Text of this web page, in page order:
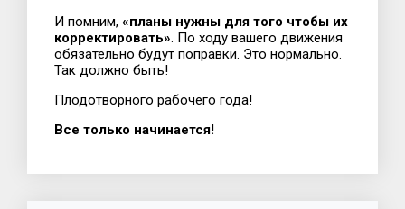
И помним, «планы нужны для того чтобы их
корректировать». По ходу вашего движения
обязательно будут поправки. Это нормально.
Так должно быть!
Плодотворного рабочего года!
Все только начинается!